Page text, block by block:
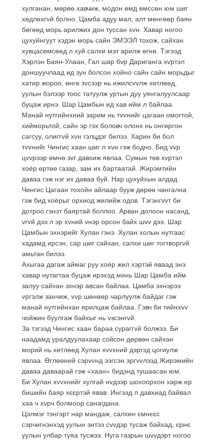
хулганан, мөрөө хавчиж, модон өмд өмссөн юм шиг
хөдлөхгvй болно. Цамба адуу мал, алт мөнгөөр баян
бөгөөд морь арилжих дон туссан хvн. Хавар ногоо
цухуйнгуут хэдэн морь сайн ЭМЭЭЛ тохож, сайхан
хувцасөмсөөд л хуй салхи мэт арилж өгнө. Тэгээд
Хэрлэн Баян-Улаан, Гал шар бvр Дариганга хvртэл
доншуучлаад ид зун болсон хойно сайн сайн морьдыг
хатир жороо, өнгө зvсээр нь ижилсvvлж хөтлөөд,
уулын бэлээр тоос татуулж уртын дуу уянгалуулсаар
буцаж ирнэ. Шар Цамбын ид хав ийм л байлаа.
Манай нутгийнхний зарим нь тvvнийг цагаан омогтой,
хийморьтой, сайн эр гэх боловч олонх нь онгиргон
сагсуу, олиггvй хvн гэлцдэг билээ. Харин би бол
тvvнийг Чингис хаан шиг л хvн гэж бодно. Бид vvр
цvvрээр өмнө зvг давхиж явлаа. Сумын төв хvртэл
хоёр өртөө газар, зам их бартаатай. Жирэмтийн
даваа гэж нэг их даваа буй. Нар цухуйхын алдад
Чингис Цагаан тохойн айлаар бууж дөрөө чангална
гэж бид хоёрыг орхиод жилийж одов. Тэгэнгvvт би
дотроо гэнэт баяртай боллоо. Арван долоон насанд,
vгvй дээ л эр хvний vнэр орсон байх шvv дээ. Шар
Цамбын эхнэрийг Хулан гэнэ. Хулан холын нутгаас
хадамд ирсэн, сар шиг сайхан, салхи шиг тогтворгvй
амьтан билээ.
Ахыгаа дагаж аймаг руу хоёр жил хэртэй яваад энэ
хавар нутагтаа буцаж ирэхэд минь Шар Цамба ийм
залуу сайхан эхнэр авсан байлаа. Цамба эхнэрээ
vргэлж занчиж, vvр шөнөөр чарлуулж байдаг гэж
манай нутгийнхан ярилцаж байлаа. Гэвч би тийнхvv
чойжин буулгаж байхыг нь vзсэнгvй.
За тэгээд Чингис хаан бараа сураггvй болжээ. Би
наадамд уралдуулахаар сойсон дөрвөн сайхан
морий нь хөтлөөд Хулан хvvхний дэргэд цогиулж
явлаа. Өглөөний сэрvvнд ээгсэн эргvvлээд Жирэмийн
даваа даваарай гэж «хаан» бидэнд тушаасан юм.
Би Хулан хvvхнийг хулгай нvдээр шохоорхон харж ер
бишийн баяр хєєртэй явав. Ингээд л давхиад байвал
хаа ч хvрч болмоор санагдана.
Цэлмэг тэнгэрт нар мандаж, салхин ємнєєс
сэрчигнэнхэд уулын энтээ сvvдэр тусаж байхад, єрнє
уулын улбар туяа тусжээ. Нуга газрын шvvдэрт ногоо